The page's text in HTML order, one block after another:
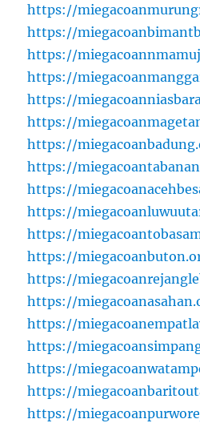
https://
https://
https://
https://
https://
https://
https://
https://
https://
https://
https://
https://
https://
https://
https://
https://
https://
https://
https://